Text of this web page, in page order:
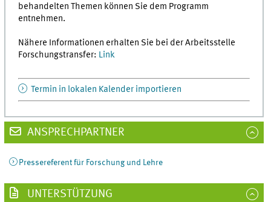
behandelten Themen können Sie dem Programm
entnehmen.
Nähere Informationen erhalten Sie bei der Arbeitsstelle
Forschungstransfer: Link
Termin in lokalen Kalender importieren
ANSPRECHPARTNER
Pressereferent für Forschung und Lehre
UNTERSTÜTZUNG